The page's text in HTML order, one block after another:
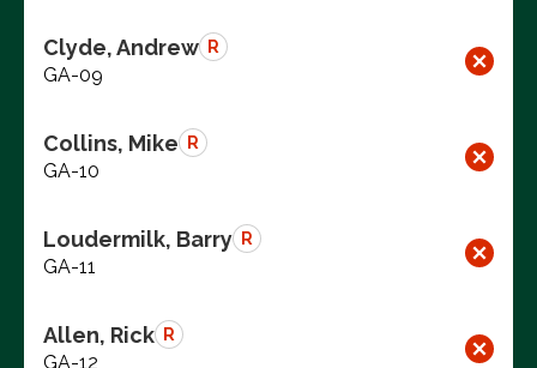
Clyde, Andrew R
GA-09
Collins, Mike R
GA-10
Loudermilk, Barry R
GA-11
Allen, Rick R
GA-12